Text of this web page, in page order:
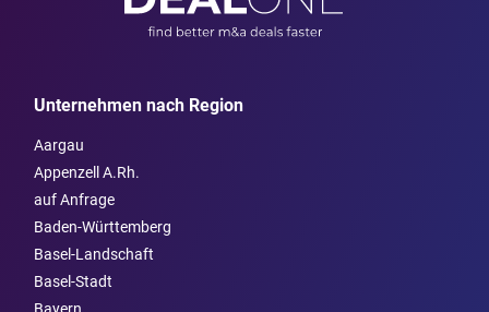
Unternehmen nach Region
Aargau
Appenzell A.Rh.
auf Anfrage
Baden-Württemberg
Basel-Landschaft
Basel-Stadt
Bayern